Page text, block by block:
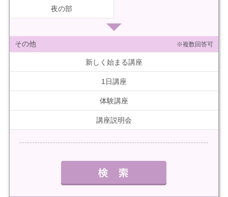
夜の部
その他 ※複数回答可
新しく始まる講座
1日講座
体験講座
講座説明会